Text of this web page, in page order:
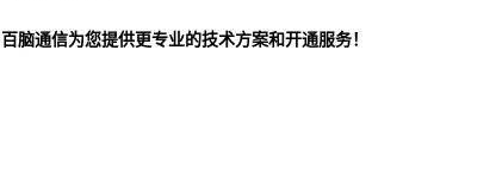
百脑通信为您提供更专业的技术方案和开通服务！